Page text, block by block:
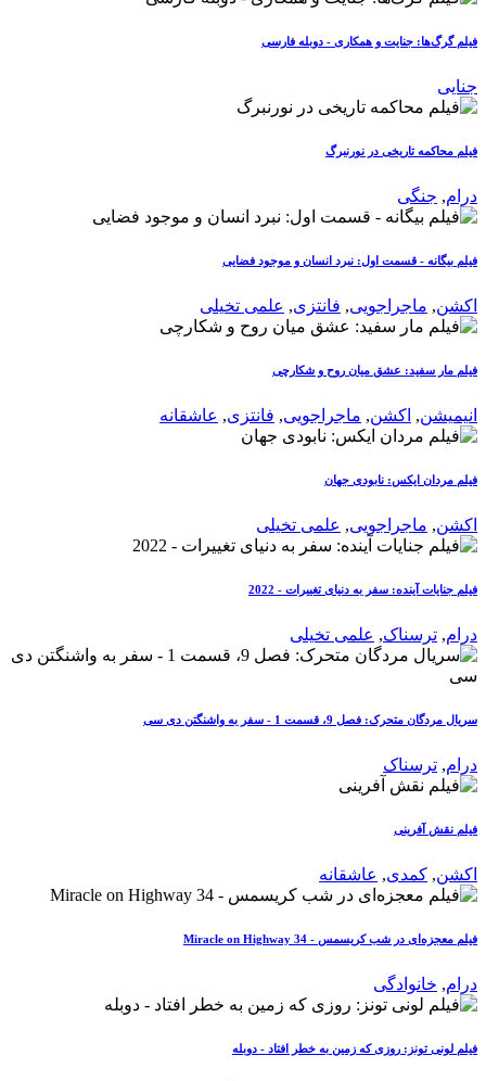
فیلم گرگ‌ها: جنایت و همکاری - دوبله فارسی
جنایی
فیلم محاکمه تاریخی در نورنبرگ
درام, جنگی
فیلم بیگانه‌ - قسمت اول: نبرد انسان و موجود فضایی
اکشن, ماجراجویی, فانتزی, علمی تخیلی
فیلم مار سفید: عشق میان روح و شکارچی
انیمیشن, اکشن, ماجراجویی, فانتزی, عاشقانه
فیلم مردان ایکس: نابودی جهان
اکشن, ماجراجویی, علمی تخیلی
فیلم جنایات آینده: سفر به دنیای تغییرات - 2022
درام, ترسناک, علمی تخیلی
سریال مردگان متحرک: فصل 9، قسمت 1 - سفر به واشنگتن دی سی
درام, ترسناک
فیلم نقش آفرینی
اکشن, کمدی, عاشقانه
فیلم معجزه‌ای در شب کریسمس - Miracle on Highway 34
درام, خانوادگی
فیلم لونی تونز: روزی که زمین به خطر افتاد - دوبله